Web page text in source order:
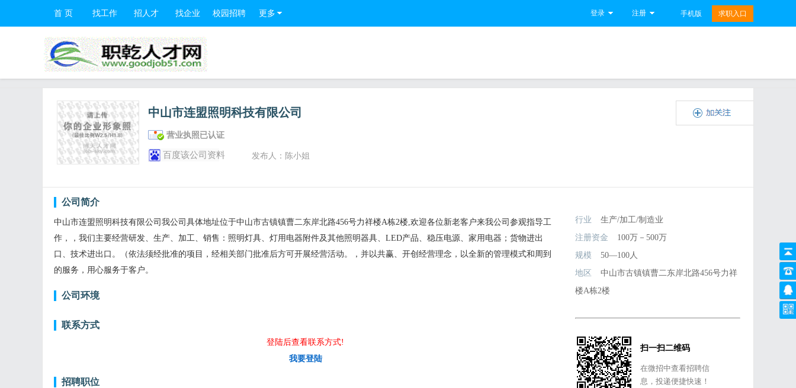
首 页 找工作 招人才 找企业 校园招聘 更多 手机版 求职入口
注册
登录
中山市连盟照明科技有限公司
营业执照已认证
百度该公司资料 发布人：陈小姐
公司简介
中山市连盟照明科技有限公司我公司具体地址位于中山市古镇镇曹二东岸北路456号力祥楼A栋2楼,欢迎各位新老客户来我公司参观指导工
作，，我们主要经营研发、生产、加工、销售：照明灯具、灯用电器附件及其他照明器具、LED产品、稳压电源、家用电器；货物进出
口、技术进出口。（依法须经批准的项目，经相关部门批准后方可开展经营活动。，并以共赢、开创经营理念，以全新的管理模式和周到
的服务，用心服务于客户。
公司环境
联系方式
登陆后查看联系方式!
我要登陆
招聘职位
行业
生产/加工/制造业
注册资金
100万－500万
规模
50—100人
地区
中山市古镇镇曹二东岸北路456号力祥
楼A栋2楼
扫一扫二维码
在微招中查看招聘信
息，投递便捷快速！